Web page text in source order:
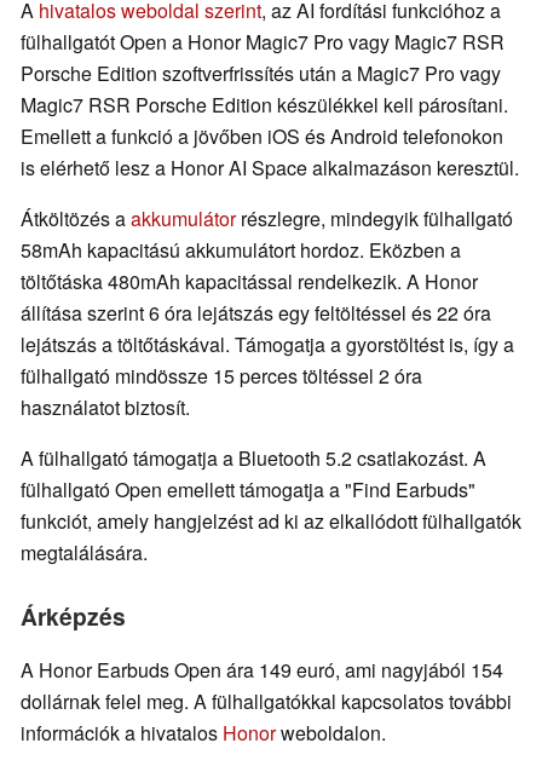
A hivatalos weboldal szerint, az AI fordítási funkcióhoz a
fülhallgatót Open a Honor Magic7 Pro vagy Magic7 RSR
Porsche Edition szoftverfrissítés után a Magic7 Pro vagy
Magic7 RSR Porsche Edition készülékkel kell párosítani.
Emellett a funkció a jövőben iOS és Android telefonokon
is elérhető lesz a Honor AI Space alkalmazáson keresztül.
Átköltözés aakkumulátorrészlegre, mindegyik fülhallgató
58mAh kapacitású akkumulátort hordoz. Eközben a
töltőtáska 480mAh kapacitással rendelkezik. A Honor
állítása szerint 6 óra lejátszás egy feltöltéssel és 22 óra
lejátszás a töltőtáskával. Támogatja a gyorstöltést is, így a
fülhallgató mindössze 15 perces töltéssel 2 óra
használatot biztosít.
A fülhallgató támogatja a Bluetooth 5.2 csatlakozást. A
fülhallgató Open emellett támogatja a "Find Earbuds"
funkciót, amely hangjelzést ad ki az elkallódott fülhallgatók
megtalálására.
Árképzés
A Honor Earbuds Open ára 149 euró, ami nagyjából 154
dollárnak felel meg. A fülhallgatókkal kapcsolatos további
információk a hivatalos Honorweboldalon.